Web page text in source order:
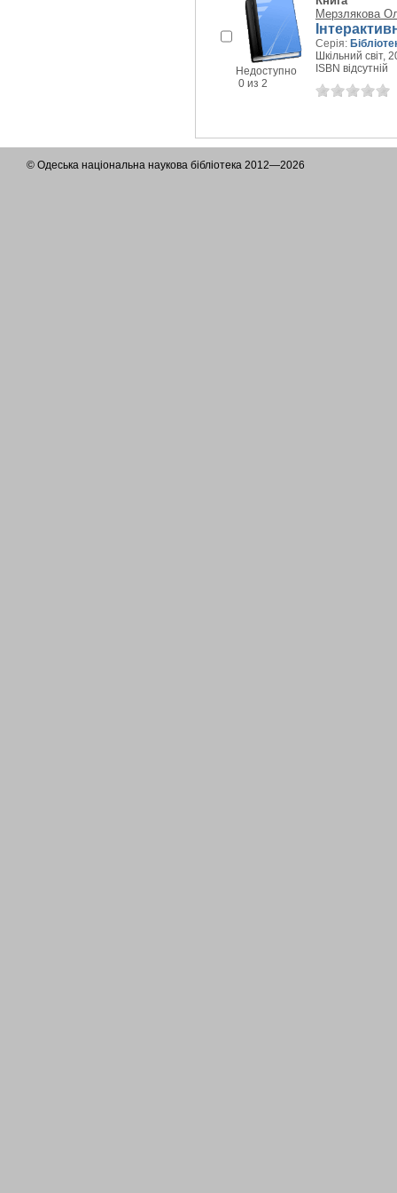
Недоступно
0 из 2
Мерзлякова
Серія:
Шкільний світ,
ISBN відсутній
© Одеська національна наукова бібліотека 2012—2026